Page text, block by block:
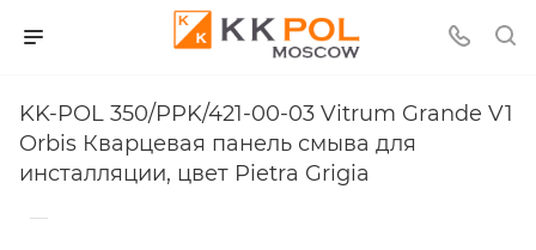
KK-POL 350/PPK/421-00-03 Vitrum Grande V1
Orbis Кварцевая панель смыва для
инсталляции, цвет Pietra Grigia
—